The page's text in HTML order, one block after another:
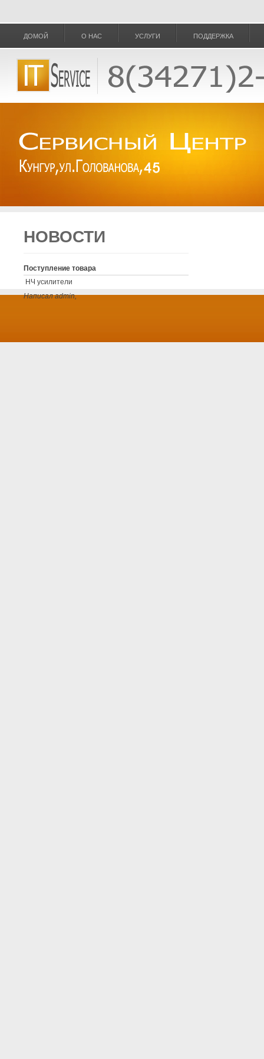
ДОМОЙ О НАС УСЛУГИ ПОДДЕРЖКА
НОВОСТИ
Поступление товара
НЧ усилители
Комментариев
Написал admin,